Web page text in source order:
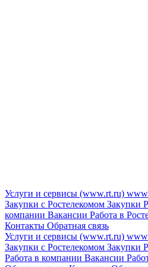
Услуги и сервисы (www.rt.ru)
Закупки с Ростелекомом Закупки
компании Вакансии Работа в
Контакты Обратная связь
Услуги и сервисы (www.rt.ru)
Закупки с Ростелекомом Закупки
Работа в компании Вакансии